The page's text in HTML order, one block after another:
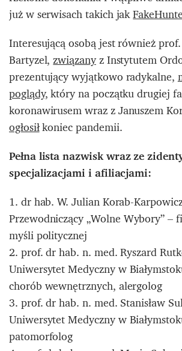
już w serwisach takich jak
Interesującą osobą jest również
Bartyzel,związanyz Instytutem
prezentujący wyjątkowo radykalne,
poglądy, który na początku drugiej
koronawirusem wraz z Januszem
ogłosiłkoniec pandemii.
Pełna lista nazwisk wraz ze
specjalizacjami i afiliacjami:
1. dr hab. W. Julian Korab-
Przewodniczący „Wolne Wybory” –
myśli politycznej
2. prof. dr hab. n. med. Ryszard
Uniwersytet Medyczny w
chorób wewnętrznych, alergolog
3. prof. dr hab. n. med. Stanisław
Uniwersytet Medyczny w
patomorfolog